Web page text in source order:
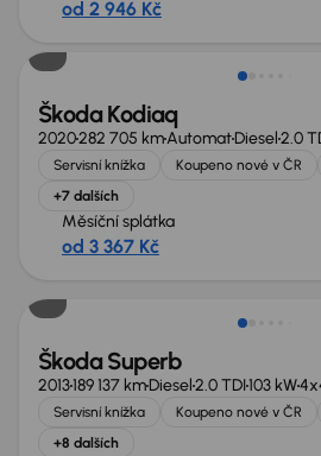
od 2 946 Kč
Škoda Kodiaq
2020282 705 kmAutomatDiesel2.0
Servisní knížka Koupeno nové v ČR
+7 dalších
Měsíční splátka
od 3 367 Kč
Škoda Superb
2013189 137 kmDiesel2.0 TDI103 kW
Servisní knížka Koupeno nové v ČR
+8 dalších